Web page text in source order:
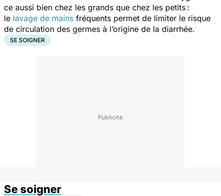
ce aussi bien chez les grands que chez les petits :
le lavage de mains fréquents permet de limiter le risque
de circulation des germes à l’origine de la diarrhée.
SE SOIGNER
Se soigner